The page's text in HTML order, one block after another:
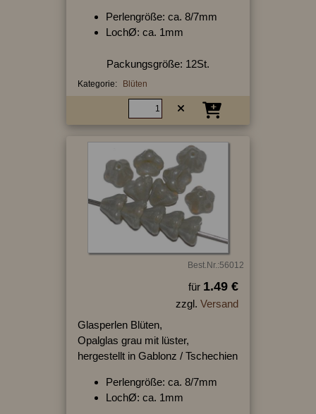
Perlengröße: ca. 8/7mm
LochØ: ca. 1mm
Packungsgröße: 12St.
Kategorie: Blüten
Best.Nr.:56012
für 1.49 €
zzgl. Versand
Glasperlen Blüten,
Opalglas grau mit lüster,
hergestellt in Gablonz / Tschechien
Perlengröße: ca. 8/7mm
LochØ: ca. 1mm